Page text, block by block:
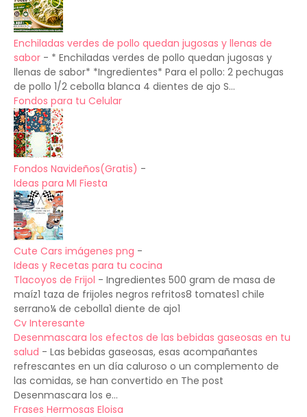
Enchiladas verdes de pollo quedan jugosas y llenas de
sabor - * Enchiladas verdes de pollo quedan jugosas y
llenas de sabor* *Ingredientes* Para el pollo: 2 pechugas
de pollo 1/2 cebolla blanca 4 dientes de ajo S...
Fondos para tu Celular
Fondos Navideños(Gratis) -
Ideas para MI Fiesta
Cute Cars imágenes png -
Ideas y Recetas para tu cocina
Tlacoyos de Frijol - Ingredientes 500 gram de masa de
maíz1 taza de frijoles negros refritos8 tomates1 chile
serrano¼ de cebolla1 diente de ajo1
Cv Interesante
Desenmascara los efectos de las bebidas gaseosas en tu
salud - Las bebidas gaseosas, esas acompañantes
refrescantes en un día caluroso o un complemento de
las comidas, se han convertido en The post
Desenmascara los e...
Frases Hermosas Eloisa